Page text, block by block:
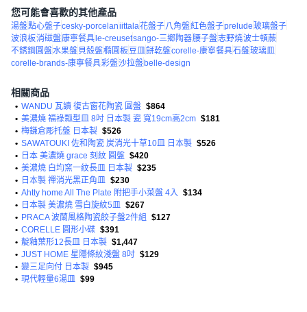
您可能會喜歡的其他產品
湯盤點心盤子cesky-porcelaniittala花盤子八角盤紅色盤子prelude玻璃盤子
波浪板消磁盤康寧餐具 le-creusetsango-三鄉陶器腰子盤志野燒波士頓蕨
不銹鋼圓盤水果盤貝殼盤橢圓板 豆皿餅乾盤corelle-康寧餐具石盤玻璃皿
corelle-brands-康寧餐具彩盤沙拉盤belle-design
相關商品
• WANDU 瓦讀 復古窗花陶瓷 圓盤 $864
• 美濃燒 福祿瓢型皿 8吋 日本製 瓷 寬19cm高2cm $181
• 梅鎌倉彫托盤 日本製 $526
• SAWATOUKI 佐和陶瓷 炭消光十草10皿 日本製 $526
•
日本 美濃燒 grace 刻紋 圓盤 $420
• 美濃燒 白均窯一紋長皿 日本製 $235
•
日本製 禪消光黑正角皿 $230
• Ahtty home All The Plate 附把手小菜盤 4入 $134
•
日本製 美濃燒 雪白旋紋5皿 $267
• PRACA 波蘭風格陶瓷餃子盤2件組
$127
• CORELLE 圓形小碟 $391
• 靛釉葉形12長皿 日本製 $1,447
• JUST HOME 星隱條紋淺盤 8吋 $129
• 變三足向付 日本製 $945
• 現代輕量6湯皿 $99